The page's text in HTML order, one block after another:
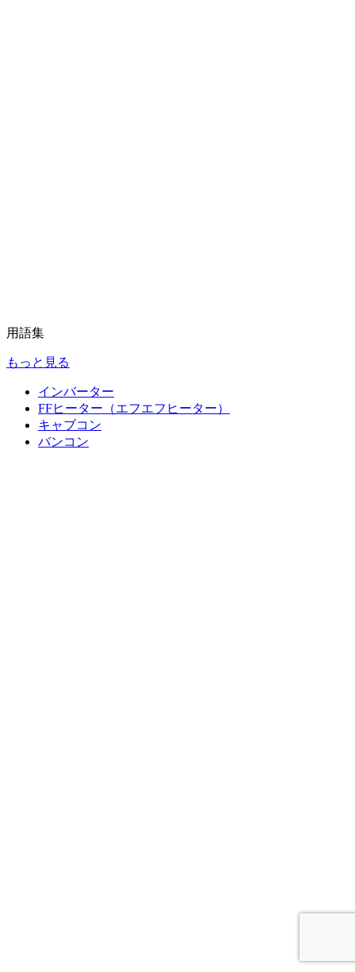
用語集
もっと見る
インバーター
FFヒーター（エフエフヒーター）
キャブコン
バンコン